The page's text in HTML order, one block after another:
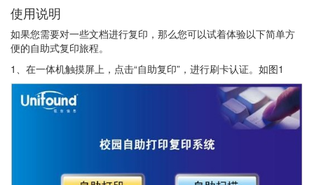
使用说明
如果您需要对一些文档进行复印，那么您可以试着体验以下简单方
便的自助式复印旅程。
1、在一体机触摸屏上，点击“自助复印”，进行刷卡认证。如图1